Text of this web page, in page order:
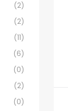
(2)
(2)
(11)
(6)
(0)
(2)
(0)